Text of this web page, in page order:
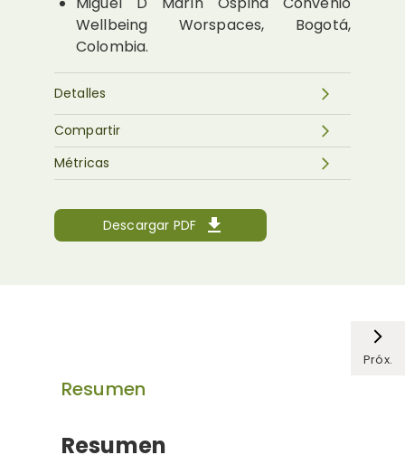
Wellbeing Worspaces, Bogotá,
Colombia.
Detalles
Descargar PDF
Métricas
Compartir
Próx.
Resumen
Resumen